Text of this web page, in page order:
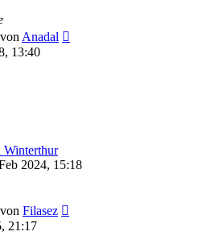
von Anadal
13:40
Winterthur
2024, 15:18
von Filasez
21:17